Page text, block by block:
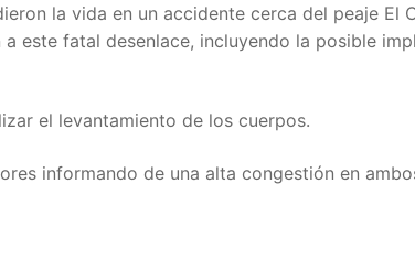
la vida en un accidente cerca del peaje El
este fatal desenlace, incluyendo la posible
el levantamiento de los cuerpos.
informando de una alta congestión en